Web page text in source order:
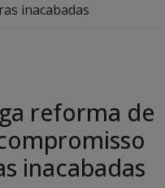
inacabadas
reforma de
inacabadas